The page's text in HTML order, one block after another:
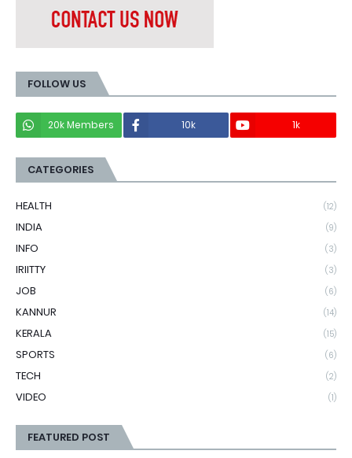
FOLLOW US
20k Members 10k 1k
CATEGORIES
HEALTH (12)
INDIA (9)
INFO (3)
IRIITTY (3)
JOB (6)
KANNUR (14)
KERALA (15)
SPORTS (6)
TECH (2)
VIDEO (1)
FEATURED POST